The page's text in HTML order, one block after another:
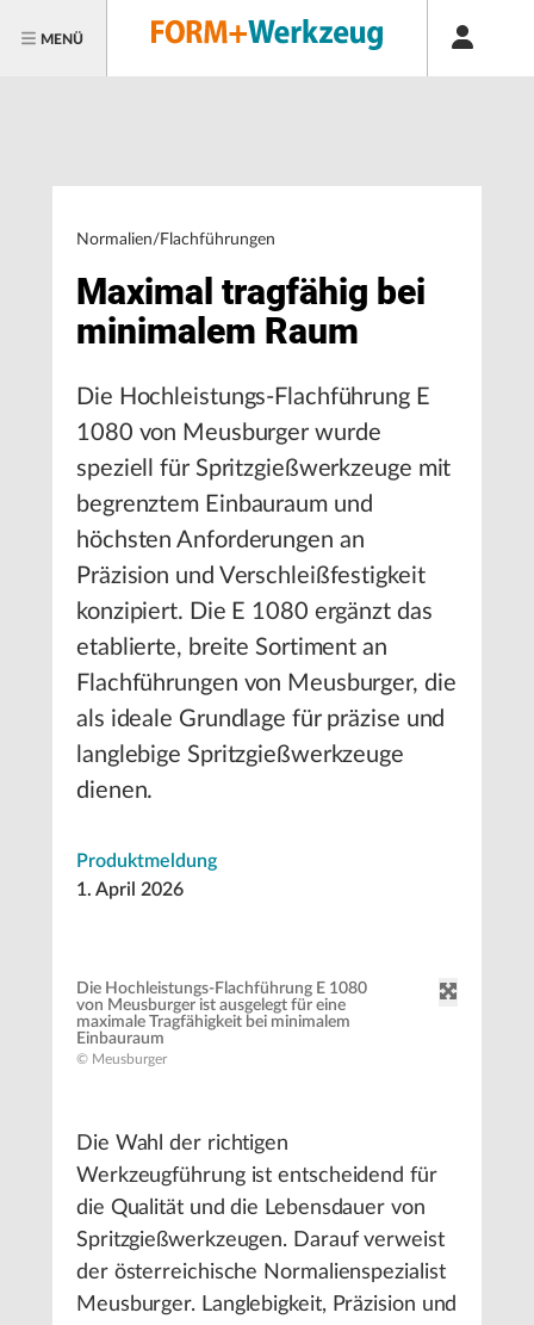
MENÜ
Normalien/Flachführungen
Maximal tragfähig bei
minimalem Raum
Die Hochleistungs-Flachführung E
1080 von Meusburger wurde
speziell für Spritzgießwerkzeuge mit
begrenztem Einbauraum und
höchsten Anforderungen an
Präzision und Verschleißfestigkeit
konzipiert. Die E 1080 ergänzt das
etablierte, breite Sortiment an
Flachführungen von Meusburger, die
als ideale Grundlage für präzise und
langlebige Spritzgießwerkzeuge
dienen.
Produktmeldung
1. April 2026
Die Hochleistungs-Flachführung E 1080
von Meusburger ist ausgelegt für eine
maximale Tragfähigkeit bei minimalem
Einbauraum
© Meusburger
Die Wahl der richtigen
Werkzeugführung ist entscheidend für
die Qualität und die Lebensdauer von
Spritzgießwerkzeugen. Darauf verweist
der österreichische Normalienspezialist
Meusburger. Langlebigkeit, Präzision und